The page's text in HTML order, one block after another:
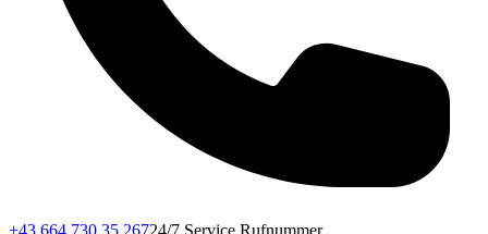
+43 664 730 35 26724/7 Service Rufnummer